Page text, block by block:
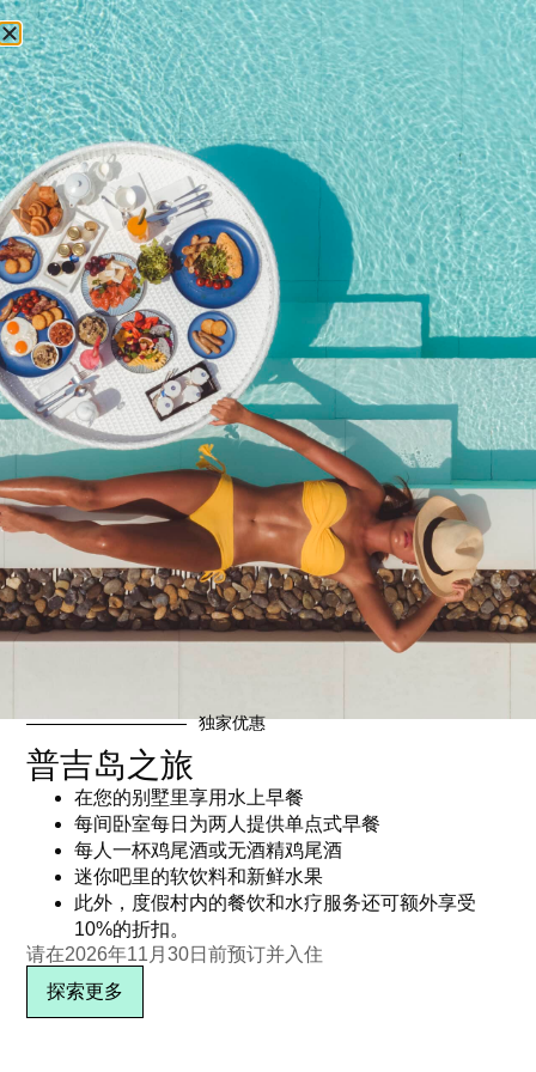
预订
KR Cat 双体船
KR Cat 双体船
订阅电子报
独家优惠
普吉岛之旅
在您的别墅里享用水上早餐
每间卧室每日为两人提供单点式早餐
每人一杯鸡尾酒或无酒精鸡尾酒
迷你吧里的软饮料和新鲜水果
此外，度假村内的餐饮和水疗服务还可额外享受
10%的折扣。
请在2026年11月30日前预订并入住
探索更多